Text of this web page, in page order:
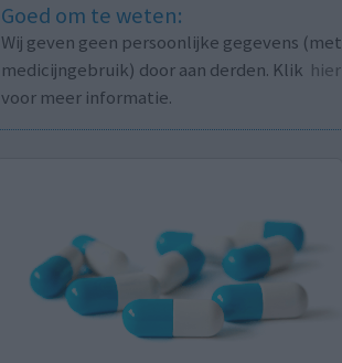
Goed om te weten:
Wij geven geen persoonlijke gegevens (met
medicijngebruik) door aan derden. Klik hier
voor meer informatie.